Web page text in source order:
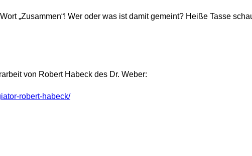
„Zusammen“! Wer oder was ist damit gemeint? Heiße Tasse
von Robert Habeck des Dr. Weber:
robert-habeck/